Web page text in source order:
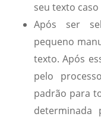
seu texto
Após ser
pequeno
texto. Após
pelo
padrão para
determinada